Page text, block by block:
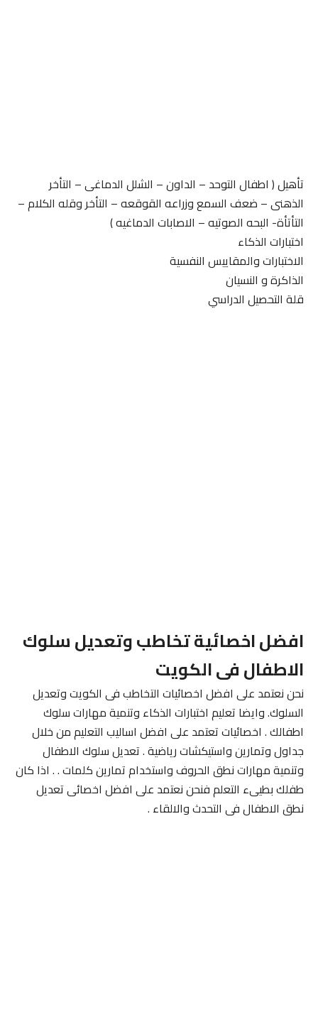
تأهيل ( اطفال التوحد – الداون – الشلل الدماغى – التأخر
الذهنى – ضعف السمع وزراعه القوقعه – التأخر وقله الكلام –
التأتأة- البحه الصوتيه – الاصابات الدماغيه )
اختبارات الذكاء
الاختبارات والمقاييس النفسية
الذاكرة و النسيان
قلة التحصيل الدراسي
افضل اخصائية تخاطب وتعديل سلوك
الاطفال فى الكويت
نحن نعتمد على افضل اخصائيات التخاطب فى الكويت وتعديل
السلوك. وايضا تعليم اختبارات الذكاء وتنمية مهارات سلوك
اطفالك . اخصائيات تعتمد على افضل اساليب التعليم من خلال
جداول وتمارين واستيكشات رياضية . تعديل سلوك الاطفال
وتنمية مهارات نطق الحروف واستخدام تمارين كلمات . . اذا كان
طفلك بطيىء التعلم فنحن نعتمد على افضل اخصائى تعديل
نطق الاطفال فى التحدث والالقاء .